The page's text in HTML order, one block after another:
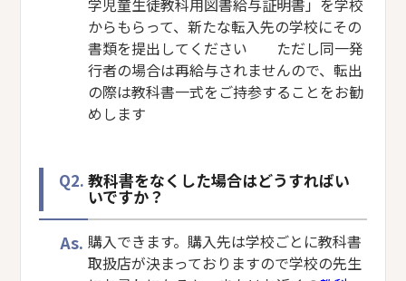
学児童生徒教科用図書給与証明書」を学校
からもらって、新たな転入先の学校にその
書類を提出してください ただし同一発
行者の場合は再給与されませんので、転出
の際は教科書一式をご持参することをお勧
めします
Q2. 教科書をなくした場合はどうすればい
いですか？
As. 購入できます。購入先は学校ごとに教科書
取扱店が決まっておりますので学校の先生